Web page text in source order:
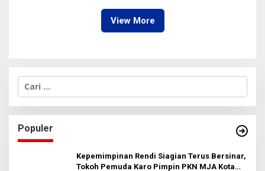
View More
C
i
u
n
t
Populer
Kepemimpinan Rendi Siagian Terus Bersinar,
Tokoh Pemuda Karo Pimpin PKN MJA Kota